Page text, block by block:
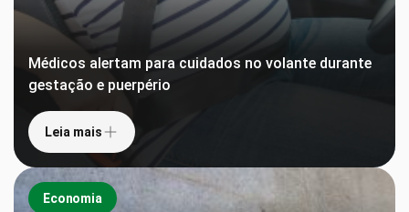
Médicos alertam para cuidados no volante durante
gestação e puerpério
Leia mais
Economia